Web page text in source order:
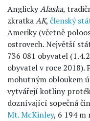
AnglickyAlaska,
zkratkaAK, členský
Ameriky (včetně
ostrovech. Největší
736 081 obyvatel
obyvatel v roce
mohutným obloukem
vytvářejí kotliny
doznívající sopečná
Mt. McKinley, 6 194 m